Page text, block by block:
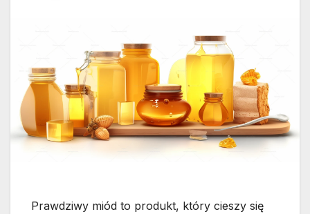
Prawdziwy miód to produkt, który cieszy się